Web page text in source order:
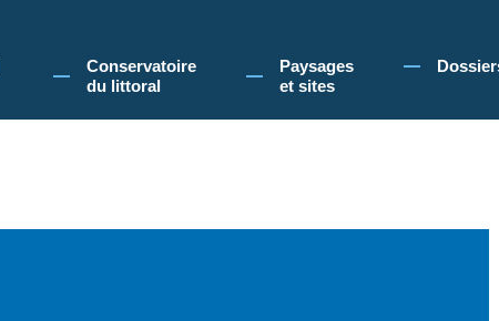
du littoral, vous acceptez l'utilisation de cookies pour vous
Conservatoire
du littoral
Paysages
et sites